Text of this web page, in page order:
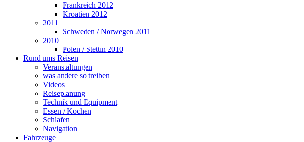
Frankreich 2012
Kroatien 2012
2011
Schweden / Norwegen 2011
2010
Polen / Stettin 2010
Rund ums Reisen
Veranstaltungen
was andere so treiben
Videos
Reiseplanung
Technik und Equipment
Essen / Kochen
Schlafen
Navigation
Fahrzeuge